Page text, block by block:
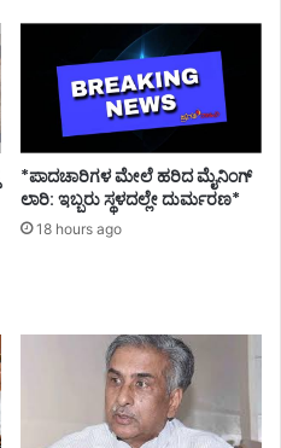
*ಪಾದಚಾರಿಗಳ ಮೇಲೆ ಹರಿದ ಮೈನಿಂಗ್
ಲಾರಿ: ಇಬ್ಬರು ಸ್ಥಳದಲ್ಲೇ ದುರ್ಮರಣ*
18 hours ago